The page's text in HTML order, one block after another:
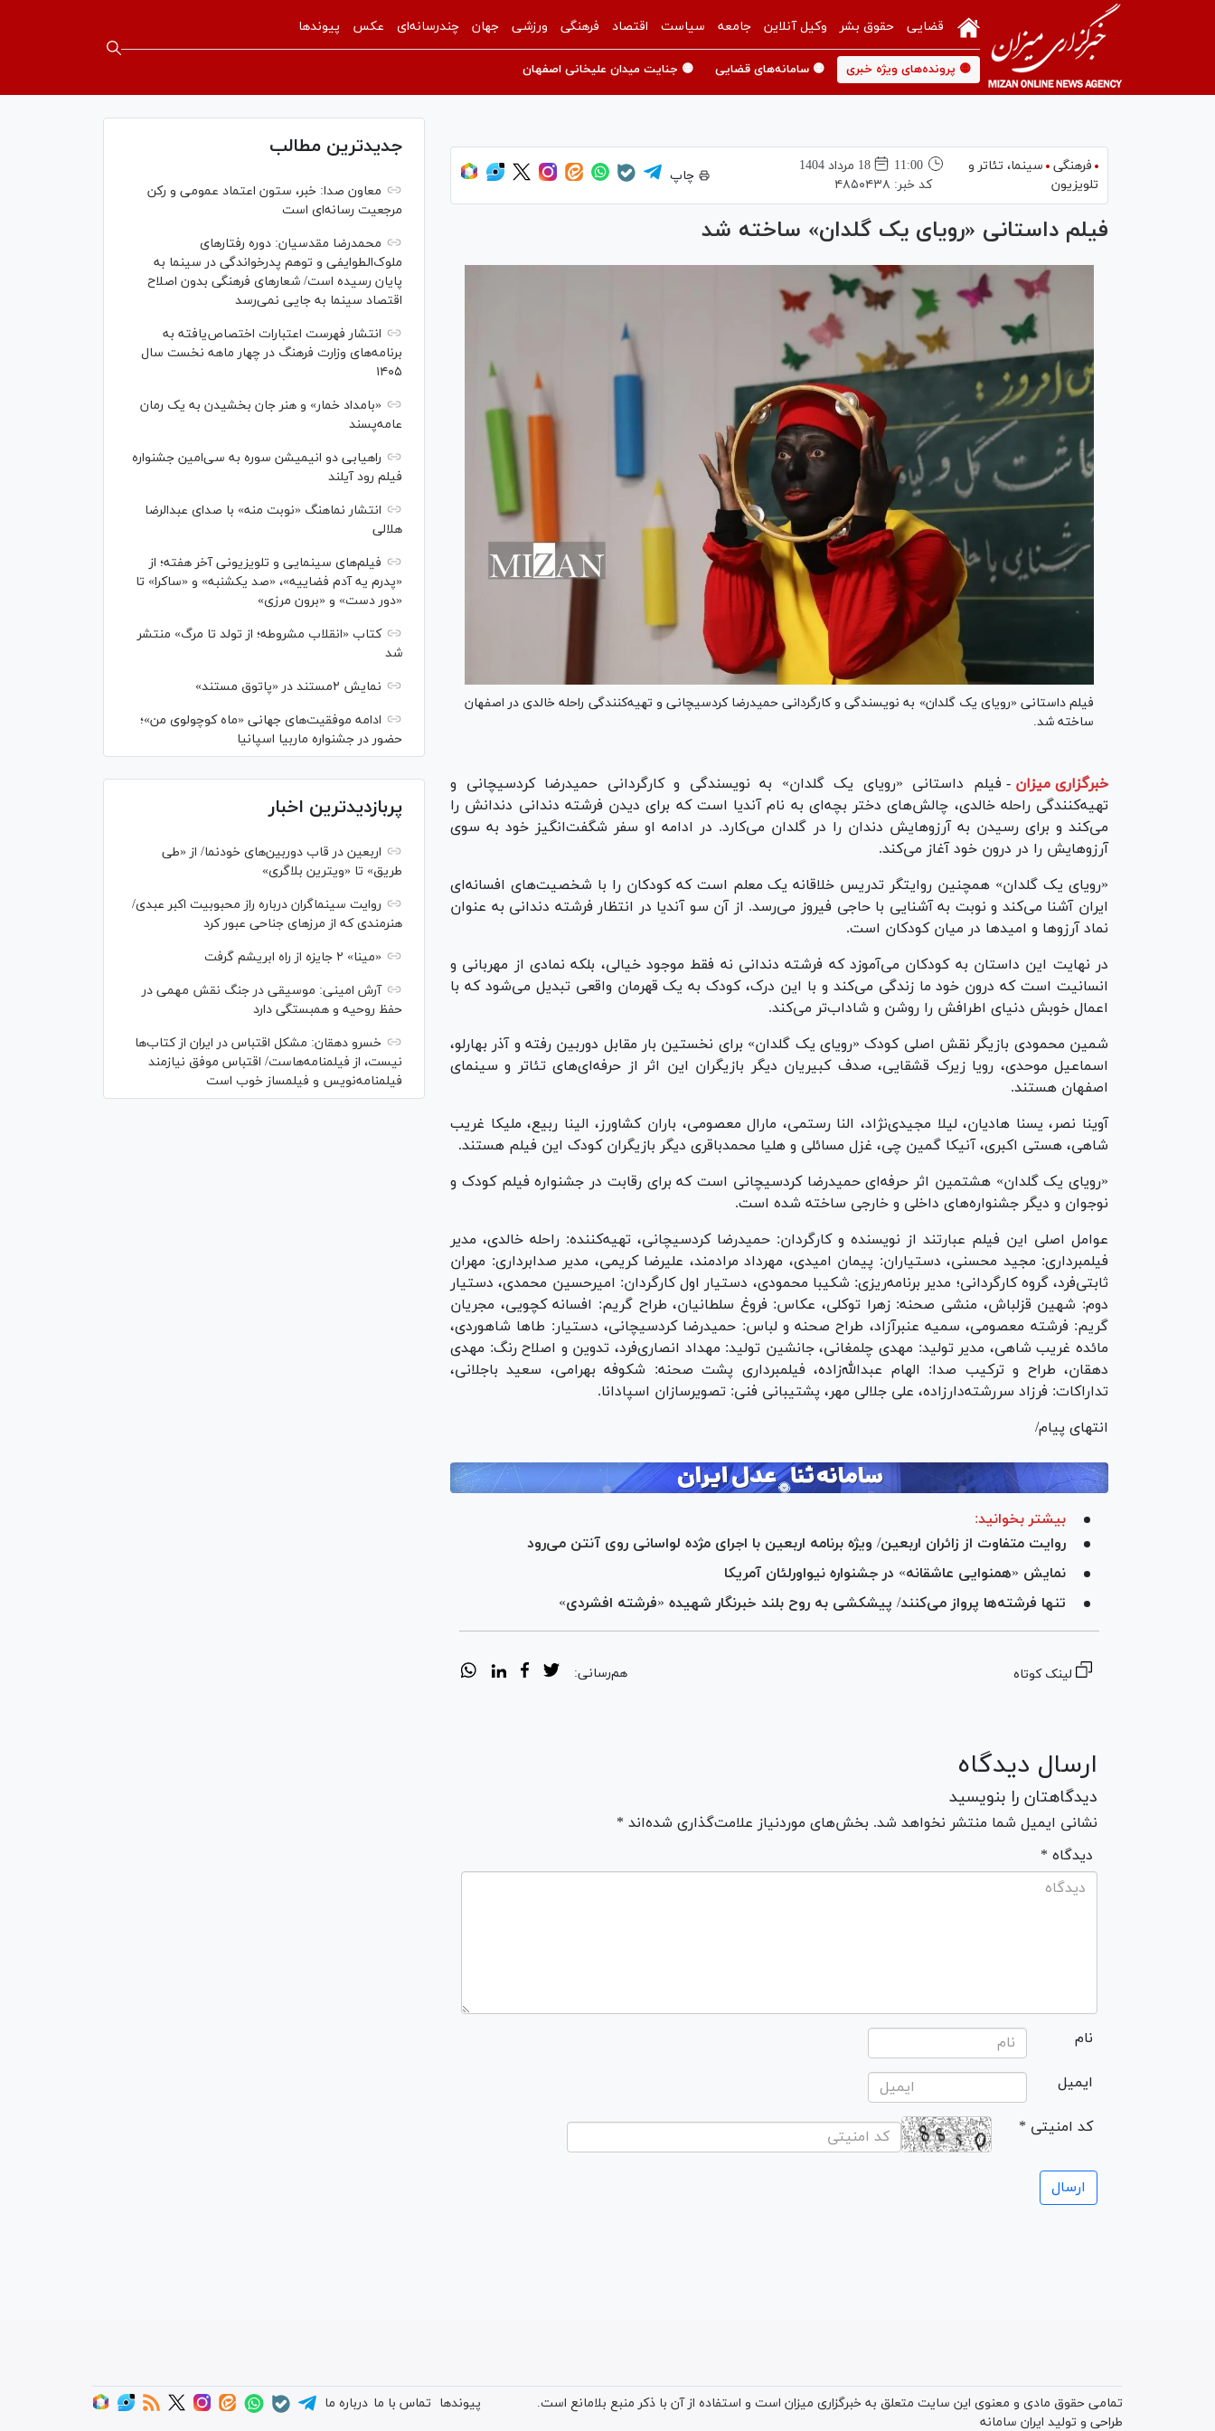
قضایی حقوق بشر وکیل آنلاین جامعه سیاست اقتصاد فرهنگی ورزشی جهان چندرسانه‌ای عکس پیوندها
🟡 پرونده‌های ویژه خبری 🟡 سامانه‌های قضایی 🟡 جنایت میدان علیخانی اصفهان
فرهنگی
سینما،‌ تئاتر و
تلویزیون
11:00
18 مرداد 1404
کد خبر: ۴۸۵۰۴۳۸
چاپ
فیلم داستانی «رویای یک گلدان» ساخته شد
فیلم داستانی «رویای یک گلدان» به نویسندگی و کارگردانی حمیدرضا کردسیچانی و تهیه‌کنندگی راحله خالدی در اصفهان
ساخته شد.
خبرگزاری میزان - فیلم داستانی «رویای یک گلدان» به نویسندگی و کارگردانی حمیدرضا کردسیچانی و
تهیه‌کنندگی راحله خالدی، چالش‌های دختر بچه‌ای به نام آندیا است که برای دیدن فرشته دندانی دندانش را
می‌کند و برای رسیدن به آرزوهایش دندان را در گلدان می‌کارد. در ادامه او سفر شگفت‌انگیز خود به سوی
آرزوهایش را در درون خود آغاز می‌کند.
«رویای یک گلدان» همچنین روایتگر تدریس خلاقانه یک معلم است که کودکان را با شخصیت‌های افسانه‌ای
ایران آشنا می‌کند و نوبت به آشنایی با حاجی فیروز می‌رسد. از آن سو آندیا در انتظار فرشته دندانی به عنوان
نماد آرزو‌ها و امید‌ها در میان کودکان است.
در نهایت این داستان به کودکان می‌آموزد که فرشته دندانی نه فقط موجود خیالی، بلکه نمادی از مهربانی و
انسانیت است که درون خود ما زندگی می‌کند و با این درک، کودک به یک قهرمان واقعی تبدیل می‌شود که با
اعمال خوبش دنیای اطرافش را روشن و شاداب‌تر می‌کند.
شمین محمودی بازیگر نقش اصلی کودک «رویای یک گلدان» برای نخستین بار مقابل دوربین رفته و آذر بهارلو،
اسماعیل موحدی، رویا زیرک قشقایی، صدف کبیریان دیگر بازیگران این اثر از حرفه‌ای‌های تئاتر و سینمای
اصفهان هستند.
آوینا نصر، یسنا هادیان، لیلا مجیدی‌نژاد، النا رستمی، مارال معصومی، باران کشاورز، الینا ربیع، ملیکا غریب
شاهی، هستی اکبری، آنیکا گمین چی، غزل مسائلی و هلیا محمدباقری دیگر بازیگران کودک این فیلم هستند.
«رویای یک گلدان» هشتمین اثر حرفه‌ای حمیدرضا کردسیچانی است که برای رقابت در جشنواره فیلم کودک و
نوجوان و دیگر جشنواره‌های داخلی و خارجی ساخته شده است.
عوامل اصلی این فیلم عبارتند از نویسنده و کارگردان: حمیدرضا کردسیچانی، تهیه‌کننده: راحله خالدی، مدیر
فیلمبرداری: مجید محسنی، دستیاران: پیمان امیدی، مهرداد مرادمند، علیرضا کریمی، مدیر صدابرداری: مهران
ثابتی‌فرد، گروه کارگردانی؛ مدیر برنامه‌ریزی: شکیبا محمودی، دستیار اول کارگردان: امیرحسین محمدی، دستیار
دوم: شهین قزلباش، منشی صحنه: زهرا توکلی، عکاس: فروغ سلطانیان، طراح گریم: افسانه کچویی، مجریان
گریم: فرشته معصومی، سمیه عنبرآزاد، طراح صحنه و لباس: حمیدرضا کردسیچانی، دستیار: طا‌ها شاهوردی،
مائده غریب شاهی، مدیر تولید: مهدی چلمغانی، جانشین تولید: مهداد انصاری‌فرد، تدوین و اصلاح رنگ: مهدی
دهقان، طراح و ترکیب صدا: الهام عبدالله‌زاده، فیلمبرداری پشت صحنه: شکوفه بهرامی، سعید باجلانی،
تداراکات: فرزاد سررشته‌دارزاده، علی جلالی مهر، پشتیبانی فنی: تصویرسازان اسپادانا.
انتهای پیام/
بیشتر بخوانید:
روایت متفاوت از زائران اربعین/ ویژه برنامه اربعین با اجرای مژده لواسانی روی آنتن می‌رود
نمایش «همنوایی عاشقانه» در جشنواره نیواورلئان آمریکا
تنها فرشته‌ها پرواز می‌کنند/ پیشکشی به روح بلند خبرنگار شهیده «فرشته افشردی»
لینک کوتاه هم‌رسانی:
ارسال دیدگاه
دیدگاهتان را بنویسید
نشانی ایمیل شما منتشر نخواهد شد. بخش‌های موردنیاز علامت‌گذاری شده‌اند *
* دیدگاه
نام
ایمیل
* کد امنیتی
جدیدترین مطالب
معاون صدا: خبر، ستون اعتماد عمومی و رکن
مرجعیت رسانه‌ای است
محمدرضا مقدسیان: دوره رفتارهای
ملوک‌الطوایفی و توهم پدرخواندگی در سینما به
پایان رسیده است/ شعارهای فرهنگی بدون اصلاح
اقتصاد سینما به جایی نمی‌رسد
انتشار فهرست اعتبارات اختصاص‌یافته به
برنامه‌های وزارت فرهنگ در چهار ماهه نخست سال
۱۴۰۵
«بامداد خمار» و هنر جان بخشیدن به یک رمان
عامه‌پسند
راهیابی دو انیمیشن سوره به سی‌امین جشنواره
فیلم رود آیلند
انتشار نماهنگ «نوبت منه» با صدای عبدالرضا
هلالی
فیلم‌های سینمایی و تلویزیونی آخر هفته؛ از
«پدرم یه آدم فضاییه»، «صد یکشنبه» و «ساکرا» تا
«دور دست» و «برون مرزی»
کتاب «انقلاب مشروطه؛ از تولد تا مرگ» منتشر
شد
نمایش ۲مستند در «پاتوق مستند»
ادامه موفقیت‌های جهانی «ماه کوچولوی من»؛
حضور در جشنواره ماربیا اسپانیا
پربازدیدترین اخبار
اربعین در قاب دوربین‌های خودنما/ از «طی
طریق» تا «ویترین بلاگری»
روایت سینماگران درباره راز محبوبیت اکبر عبدی/
هنرمندی که از مرزهای جناحی عبور کرد
«مینا» ۲ جایزه از راه ابریشم گرفت
آرش امینی: موسیقی در جنگ نقش مهمی در
حفظ روحیه و همبستگی دارد
خسرو دهقان: مشکل اقتباس در ایران از کتاب‌ها
نیست، از فیلمنامه‌هاست/ اقتباس موفق نیازمند
فیلمنامه‌نویس و فیلمساز خوب است
تمامی حقوق مادی و معنوی این سایت متعلق به خبرگزاری میزان است و استفاده از آن با ذکر منبع بلامانع است.
طراحی و تولید ایران سامانه
پیوندها تماس با ما درباره ما